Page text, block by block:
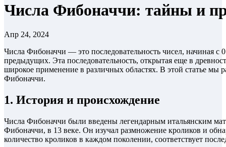
Числа Фибоначчи: тайны и
Апр 24, 2024
Числа Фибоначчи — это последовательность чисел, начиная с 0 и 1, где каждое последующее число равно сумме двух
предыдущих. Эта последовательность, открытая еще в
широкое применение в различных областях. В этой статье мы
Фибоначчи.
1. История и происхождение
Числа Фибоначчи были введены легендарным итальянским
Фибоначчи, в 13 веке. Он изучал размножение кроликов и
количество кроликов в каждом поколении, соответствует